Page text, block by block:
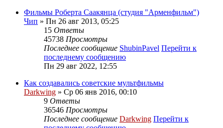
Фильмы Роберта Саакянца (студия "Арменфильм")
Чип » Пн 26 авг 2013, 05:25
15 Ответы
45738 Просмотры
Последнее сообщение ShubinPavel Перейти к
последнему сообщению
Пн 29 авг 2022, 12:55
Как создавались советские мультфильмы
Darkwing » Ср 06 янв 2016, 00:10
9 Ответы
36546 Просмотры
Последнее сообщение Darkwing Перейти к